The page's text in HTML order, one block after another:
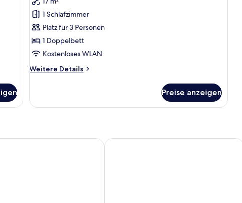
für
Superior-
Doppel-
oder
-
anzeigen
1 Schlafzimmer
Platz für 3 Personen
1 Doppelbett
Kostenloses WLAN
Weitere Details
Weitere
Doppel-
Preise anzeigen
Star Hotel Klarinn